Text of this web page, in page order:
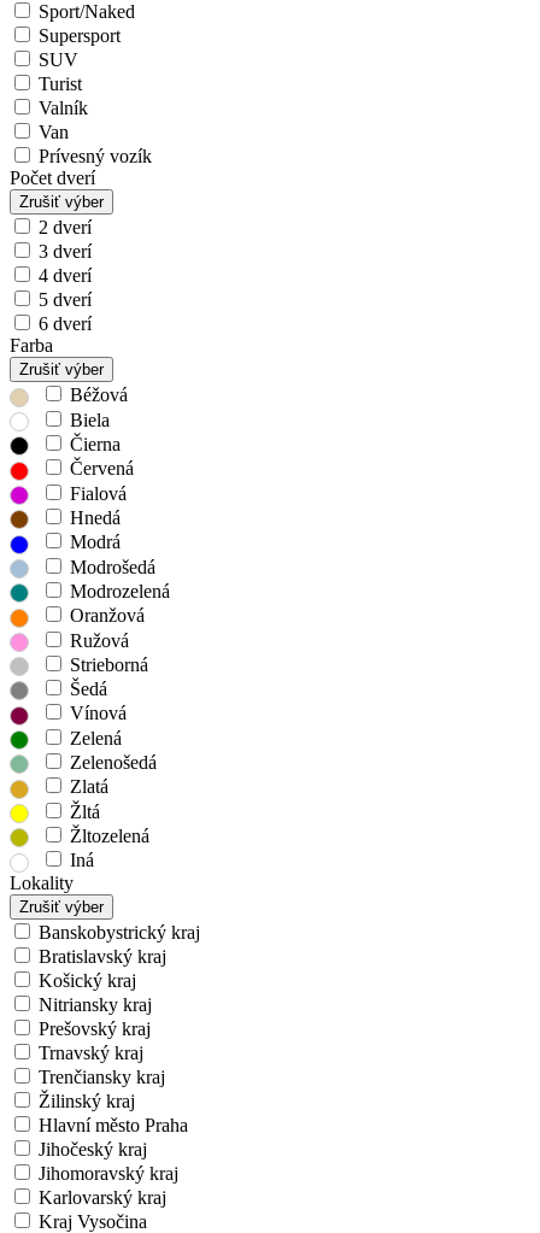
Sport/Naked
Supersport
SUV
Turist
Valník
Van
Prívesný vozík
Počet dverí
Zrušiť výber
2 dverí
3 dverí
4 dverí
5 dverí
6 dverí
Farba
Zrušiť výber
Béžová
Biela
Čierna
Červená
Fialová
Hnedá
Modrá
Modrošedá
Modrozelená
Oranžová
Ružová
Strieborná
Šedá
Vínová
Zelená
Zelenošedá
Zlatá
Žltá
Žltozelená
Iná
Lokality
Zrušiť výber
Banskobystrický kraj
Bratislavský kraj
Košický kraj
Nitriansky kraj
Prešovský kraj
Trnavský kraj
Trenčiansky kraj
Žilinský kraj
Hlavní město Praha
Jihočeský kraj
Jihomoravský kraj
Karlovarský kraj
Kraj Vysočina